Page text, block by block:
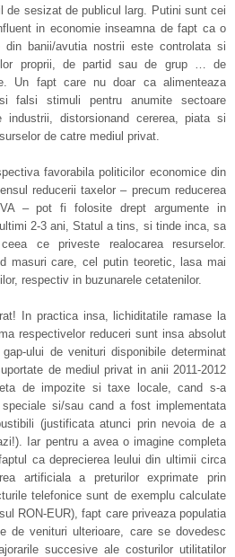
de sesizat de publicul larg. Putini sunt cei
in economie inseamna de fapt ca o
banii/avutia nostrii este controlata si
proprii, de partid sau de grup … de
Un fapt care nu doar ca alimenteaza
falsi stimuli pentru anumite sectoare
industrii, distorsionand cererea, piata si
de catre mediul privat.
favorabila politicilor economice din
reducerii taxelor – precum reducerea
– pot fi folosite drept argumente in
2-3 ani, Statul a tins, si tinde inca, sa
ce priveste realocarea resurselor.
masuri care, cel putin teoretic, lasa mai
respectiv in buzunarele cetatenilor.
In practica insa, lichiditatile ramase la
respectivelor reduceri sunt insa absolut
ului de venituri disponibile determinat
de mediul privat in anii 2011-2012
de impozite si taxe locale, cand s-a
si/sau cand a fost implementata
(justificata atunci prin nevoia de a
Iar pentru a avea o imagine completa
ca deprecierea leului din ultimii circa
artificiala a preturilor exprimate prin
telefonice sunt de exemplu calculate
RON-EUR), fapt care priveaza populatia
de venituri ulterioare, care se dovedesc
succesive ale costurilor utilitatilor